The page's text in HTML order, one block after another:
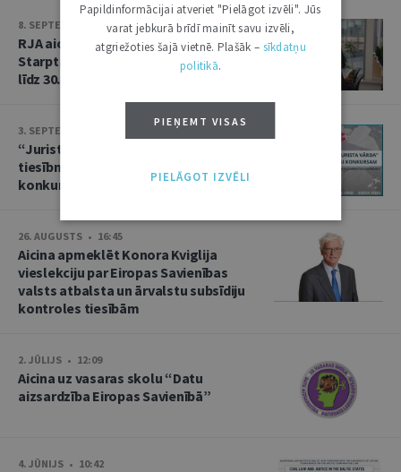
8. SEPTEMBRIS • 13:13
RJA aicina iesniegt rakstus Baltijas
Starptautisko tiesību gadagrāmatai
līdz 30. septembrim
3. SEPTEMBRIS • 16:01
“Jurista Vārds” aicina jaunos
tiesībniekus pieteikties ikgadējam
konkursam!
26. AUGUSTS • 16:45
Aicina apmeklēt Konora Kviglija
vieslekciju par Eiropas Savienības
valsts atbalsta un ārvalstu subsīdiju
kontroles tiesībām
2. JŪLIJS • 12:09
Aicina uz vasaras skolu “Datu
aizsardzība Eiropas Savienībā”
4. JŪNIJS • 10:42
Papildinformācijai atveriet "Pielāgot izvēli". Jūs
varat jebkurā brīdī mainīt savu izvēli,
atgriežoties šajā vietnē. Plašāk – sīkdatņu
politikā.
PIEŅEMT VISAS
PIELĀGOT IZVĒLI